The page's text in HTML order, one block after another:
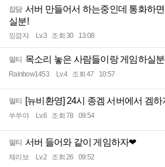
잡담 서버 만들어서 하는중인데 통화하
실분!
낑깜쟈 Lv.3 조회 30 13:08
멀티 목소리 놓은 사람들이랑 게임하실
Rainbow1453 Lv.4 조회 47 10:57
멀티 [뉴비환영] 24시 종겜 서버에서 겜하
쑤쑤야 Lv.6 조회 78 09:54
멀티 서버 들어와 같이 게임하자❤
체리보 Lv.2 조회 26 09:52